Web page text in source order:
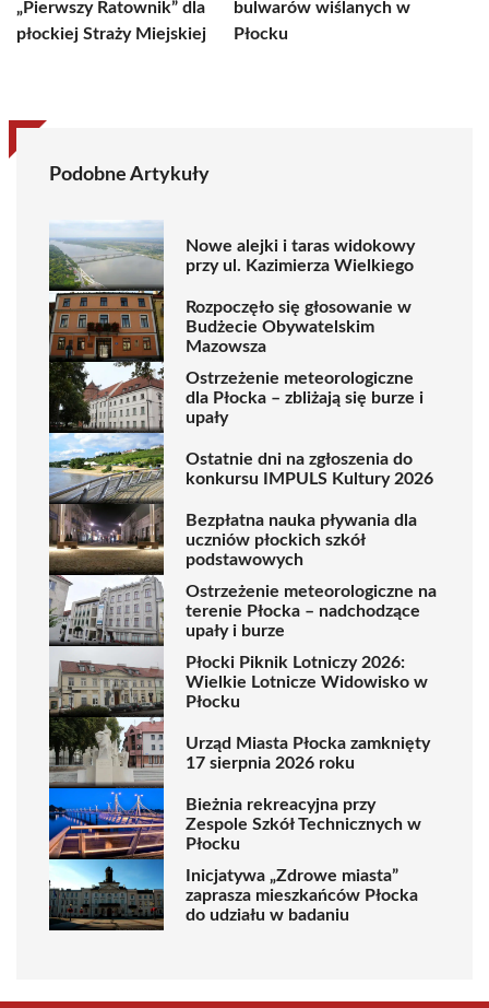
„Pierwszy Ratownik” dla
płockiej Straży Miejskiej
bulwarów wiślanych w
Płocku
Podobne Artykuły
Nowe alejki i taras widokowy
przy ul. Kazimierza Wielkiego
Rozpoczęło się głosowanie w
Budżecie Obywatelskim
Mazowsza
Ostrzeżenie meteorologiczne
dla Płocka – zbliżają się burze i
upały
Ostatnie dni na zgłoszenia do
konkursu IMPULS Kultury 2026
Bezpłatna nauka pływania dla
uczniów płockich szkół
podstawowych
Ostrzeżenie meteorologiczne na
terenie Płocka – nadchodzące
upały i burze
Płocki Piknik Lotniczy 2026:
Wielkie Lotnicze Widowisko w
Płocku
Urząd Miasta Płocka zamknięty
17 sierpnia 2026 roku
Bieżnia rekreacyjna przy
Zespole Szkół Technicznych w
Płocku
Inicjatywa „Zdrowe miasta”
zaprasza mieszkańców Płocka
do udziału w badaniu